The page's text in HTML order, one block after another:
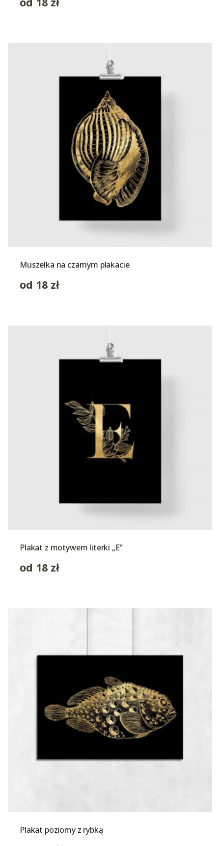
Muszelka na czarnym plakacie
od 18 zł
Plakat z motywem literki „E”
od 18 zł
Plakat poziomy z rybką